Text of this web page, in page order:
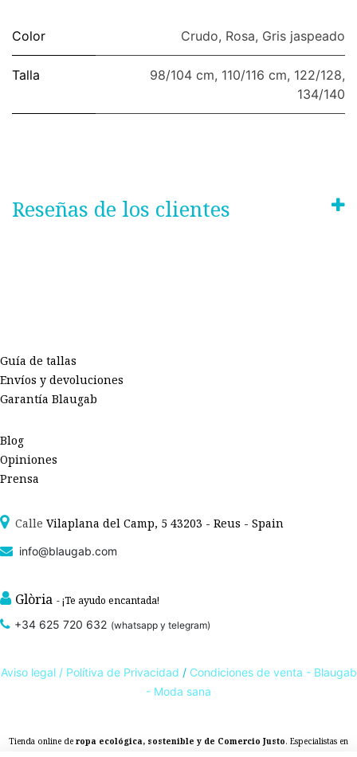
Color Crudo, Rosa, Gris jaspeado
Talla 98/104 cm, 110/116 cm, 122/128,
134/140
Reseñas de los clientes
Guía de tallas
Envíos y devoluciones
Garantía Blaugab
Blog
Opiniones
Prensa
Calle Vilaplana del Camp, 5 43203 - Reus - Spain
info@blaugab.com
Glòria - ¡Te ayudo encantada!
+34 625 720 632 (whatsapp y telegram)
Aviso legal / Polítiva de Privacidad / Condiciones de venta - Blaugab
- Moda sana
Tienda online de ropa ecológica, sostenible y de Comercio Justo. Especialistas en